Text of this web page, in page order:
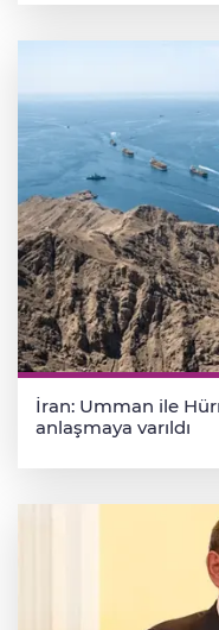
İran: Umman ile
anlaşmaya varıldı